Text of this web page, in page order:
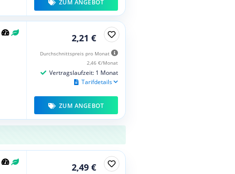
ZUM ANGEBOT
2,21 €
Durchschnittspreis pro Monat
2,46 €/Monat
Vertragslaufzeit: 1 Monat
Tarifdetails
ZUM ANGEBOT
2,49 €